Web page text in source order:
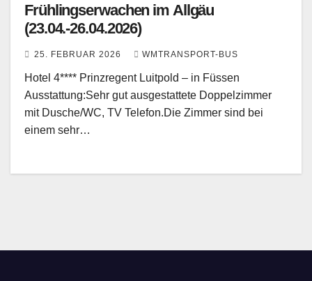
Frühlingserwachen im Allgäu
(23.04.-26.04.2026)
25. FEBRUAR 2026 WMTRANSPORT-BUS
Hotel 4**** Prinzregent Luitpold – in Füssen
Ausstattung:Sehr gut ausgestattete Doppelzimmer
mit Dusche/WC, TV Telefon.Die Zimmer sind bei
einem sehr…